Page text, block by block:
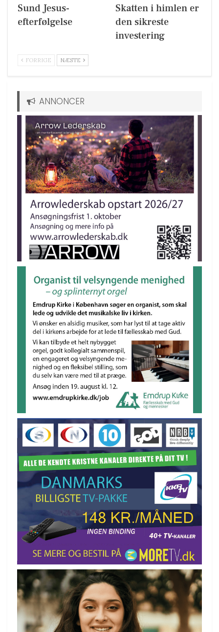
Sund Jesus-
efterfølgelse
Skatten i himlen er
den sikreste
investering
FORRIGE NÆSTE
ANNONCER